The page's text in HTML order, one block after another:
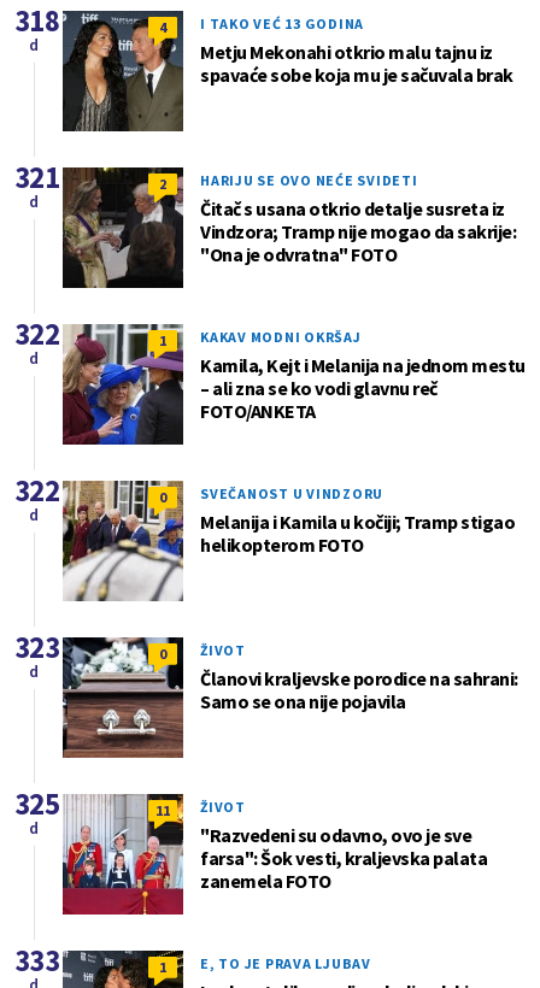
4 I TAKO VEĆ 13 GODINA
Metju Mekonahi otkrio malu tajnu iz
spavaće sobe koja mu je sačuvala brak
318
d
2 HARIJU SE OVO NEĆE SVIDETI
Čitač s usana otkrio detalje susreta iz
Vindzora; Tramp nije mogao da sakrije:
"Ona je odvratna" FOTO
321
d
1 KAKAV MODNI OKRŠAJ
Kamila, Kejt i Melanija na jednom mestu
– ali zna se ko vodi glavnu reč
FOTO/ANKETA
322
d
0 SVEČANOST U VINDZORU
Melanija i Kamila u kočiji; Tramp stigao
helikopterom FOTO
322
d
0 ŽIVOT
Članovi kraljevske porodice na sahrani:
Samo se ona nije pojavila
323
d
11 ŽIVOT
"Razvedeni su odavno, ovo je sve
farsa": Šok vesti, kraljevska palata
zanemela FOTO
325
d
1 E, TO JE PRAVA LJUBAV
333